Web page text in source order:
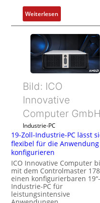
Weiterlesen:
D
r
u
c
a
u
s
g
l
i
c
s
e
l
e
Bild: ICO
Innovative
Computer GmbH
Industrie-PC
19-Zoll-Industrie-PC lässt
flexibel für die Anwendung
konfigurieren
ICO Innovative Computer
mit dem Controlmaster
einen konfigurierbaren 19“-
Industrie-PC für
leistungsintensive